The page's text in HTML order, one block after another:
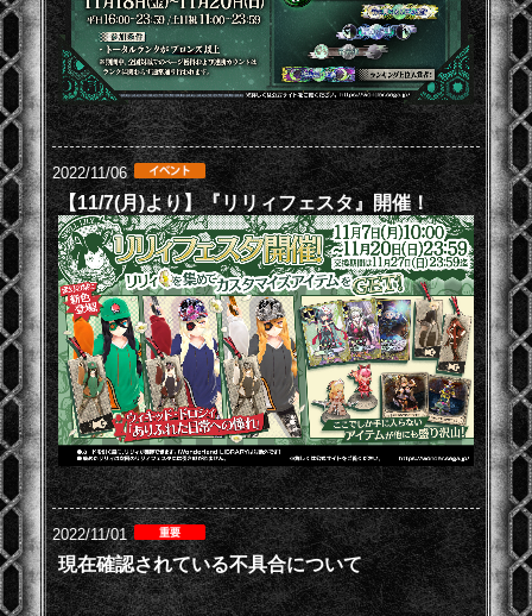
2022/11/06
【11/7(月)より】『リリィフェスタ』開催！
2022/11/01
現在確認されている不具合について